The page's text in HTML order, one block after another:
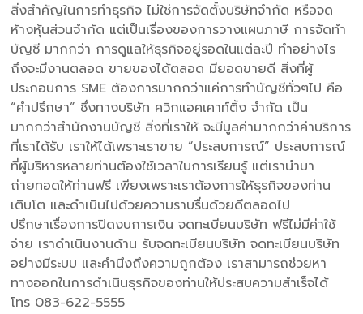
สิ่งสำคัญในการทำธุรกิจ ไม่ใช่การจัดตั้งบริษัทจำกัด หรือจด
ห้างหุ้นส่วนจำกัด แต่เป็นเรื่องของการวางแผนภาษี การจัดทำ
บัญชี มากกว่า การดูแลให้ธุรกิจอยู่รอดในแต่ละปี ทำอย่างไร
ถึงจะมีงานตลอด ขายของได้ตลอด มียอดขายดี สิ่งที่ผู้
ประกอบการ SME ต้องการมากกว่าแค่การทำบัญชีทั่วๆไป คือ
“คำปรึกษา” ซึ่งทางบริษัท ควิกแอคเคาท์ติ้ง จำกัด เป็น
มากกว่าสำนักงานบัญชี สิ่งที่เราให้ จะมีมูลค่ามากกว่าค่าบริการ
ที่เราได้รับ เราให้ได้เพราะเราขาย “ประสบการณ์” ประสบการณ์
ที่ผู้บริหารหลายท่านต้องใช้เวลาในการเรียนรู้ แต่เรานำมา
ถ่ายทอดให้ท่านฟรี เพียงเพราะเราต้องการให้ธุรกิจของท่าน
เติบโต และดำเนินไปด้วยความราบรื่นด้วยดีตลอดไป
ปรึกษาเรื่องการปิดงบการเงิน จดทะเบียนบริษัท ฟรีไม่มีค่าใช้
จ่าย เราดำเนินงานด้าน รับจดทะเบียนบริษัท จดทะเบียนบริษัท
อย่างมีระบบ และคำนึงถึงความถูกต้อง เราสามารถช่วยหา
ทางออกในการดำเนินธุรกิจของท่านให้ประสบความสำเร็จได้
โทร 083-622-5555